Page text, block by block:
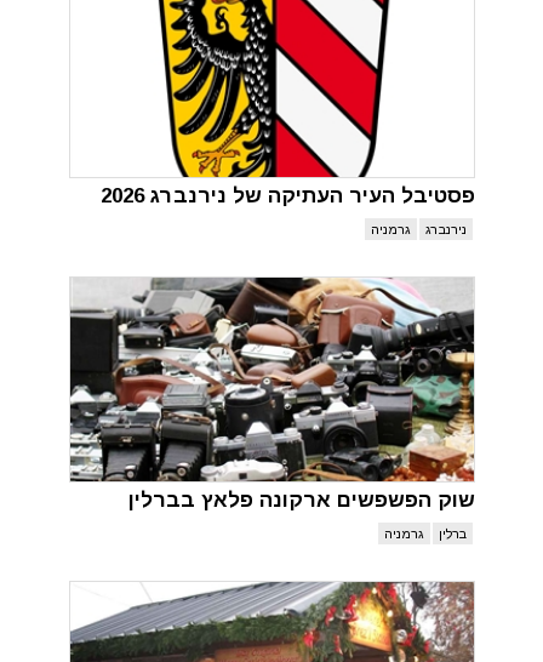
פסטיבל העיר העתיקה של נירנברג 2026
נירנברג גרמניה
שוק הפשפשים ארקונה פלאץ בברלין
ברלין גרמניה